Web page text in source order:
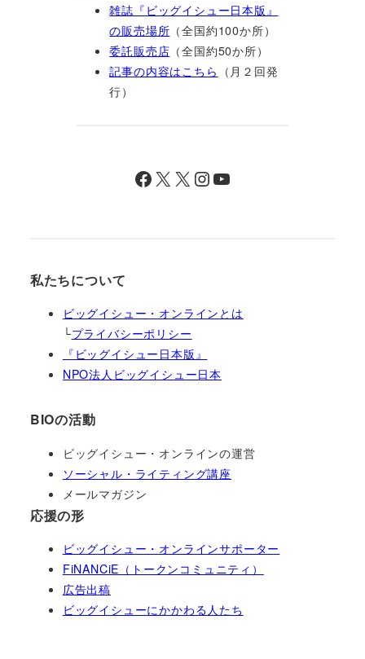
雑誌『ビッグイシュー日本版』
の販売場所 （全国約100か所）
委託販売店 （全国約50か所）
記事の内容はこちら （月２回発
行）
Facebook X X InstagramYouTube
私たちについて
ビッグイシュー・オンラインとは
└プライバシーポリシー
『ビッグイシュー日本版』
NPO法人ビッグイシュー日本
BIOの活動
ビッグイシュー・オンラインの運営
ソーシャル・ライティング講座
メールマガジン
応援の形
ビッグイシュー・オンラインサポーター
FiNANCiE（トークンコミュニティ）
広告出稿
ビッグイシューにかかわる人たち